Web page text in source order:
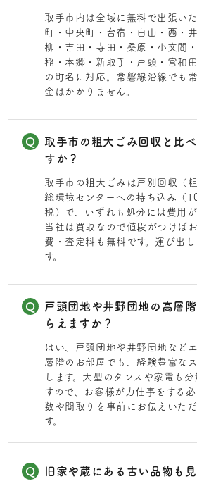
取手市内は全域に無料で出張い
町・中央町・台宿・白山・西・
柳・吉田・寺田・桑原・小文間
稲・本郷・新取手・戸頭・宮和
の町名に対応。常磐線沿線でも
金はかかりません。
取手市の粗大ごみ回収と比
すか？
取手市の粗大ごみは戸別回収（
総環境センターへの持ち込み（
税）で、いずれも処分には費用が
当社は買取なので値段がつけば
費・査定料も無料です。運び出
す。
戸頭団地や井野団地の高層
らえますか？
はい、戸頭団地や井野団地など
層階のお部屋でも、経験豊富な
します。大型のタンスや家電も
すので、お客様が力仕事をする
数や間取りを事前にお伝えいた
す。
旧家や蔵にある古い品物も